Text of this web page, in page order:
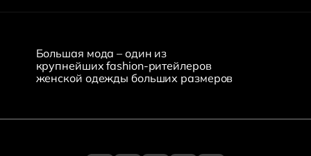
Большая мода – один из
крупнейших fashion-ритейлеров
женской одежды больших размеров